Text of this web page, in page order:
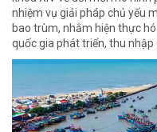
nhiệm vụ giải pháp chủ yếu
bao trùm, nhằm hiện thực
quốc gia phát triển, thu nhập